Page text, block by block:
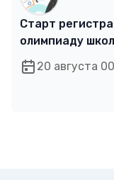
Старт
олимпиаду
20 августа